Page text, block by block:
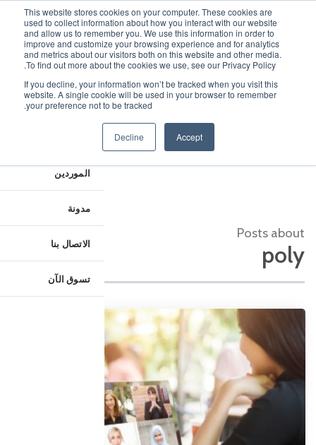
This website stores cookies on your computer. These cookies are
used to collect information about how you interact with our website
and allow us to remember you. We use this information in order to
improve and customize your browsing experience and for analytics
and metrics about our visitors both on this website and other media.
To find out more about the cookies we use, see our Privacy Policy.
If you decline, your information won’t be tracked when you visit this
website. A single cookie will be used in your browser to remember
your preference not to be tracked.
Accept
Decline
الصفحة الرئيسية
عن الشركة
الموردين
مدونة
الاتصال بنا
تسوق الآن
المدونة
Posts about
poly